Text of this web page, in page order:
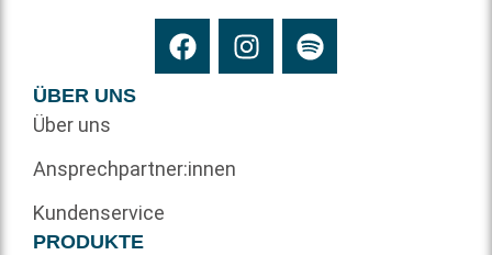
ÜBER UNS
Über uns
Ansprechpartner:innen
Kundenservice
PRODUKTE